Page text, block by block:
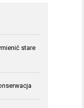
stare